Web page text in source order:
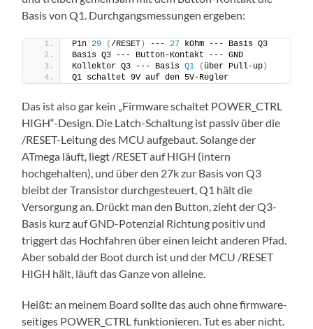
Basis von Q1. Durchgangsmessungen ergeben:
Pin 29 (/RESET ) --- 27 kOhm --- Basis Q3
Basis Q3 --- Button-Kontakt --- GND
Kollektor Q3 --- Basis Q1 ( über Pull-up )
Q1 schaltet 9V auf den 5V-Regler
Das ist also gar kein „Firmware schaltet POWER_CTRL
HIGH“-Design. Die Latch-Schaltung ist passiv über die
/RESET-Leitung des MCU aufgebaut. Solange der
ATmega läuft, liegt /RESET auf HIGH (intern
hochgehalten), und über den 27k zur Basis von Q3
bleibt der Transistor durchgesteuert, Q1 hält die
Versorgung an. Drückt man den Button, zieht der Q3-
Basis kurz auf GND-Potenzial Richtung positiv und
triggert das Hochfahren über einen leicht anderen Pfad.
Aber sobald der Boot durch ist und der MCU /RESET
HIGH hält, läuft das Ganze von alleine.
Heißt: an meinem Board sollte das auch ohne firmware-
seitiges POWER_CTRL funktionieren. Tut es aber nicht.